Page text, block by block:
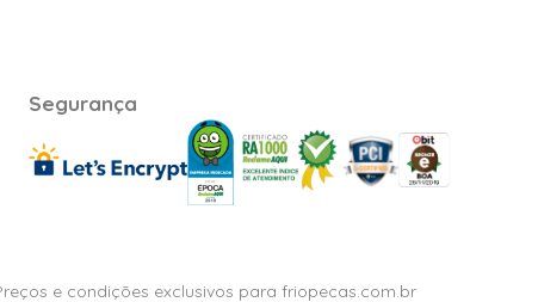
Segurança
e condições exclusivos para friopecas.com.br